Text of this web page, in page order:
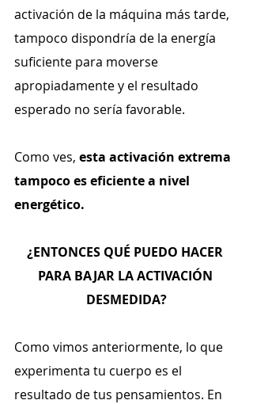
activación de la máquina más tarde,
tampoco dispondría de la energía
suficiente para moverse
apropiadamente y el resultado
esperado no sería favorable.
Como ves, esta activación extrema
tampoco es eficiente a nivel
energético.
¿ENTONCES QUÉ PUEDO HACER
PARA BAJAR LA ACTIVACIÓN
DESMEDIDA?
Como vimos anteriormente, lo que
experimenta tu cuerpo es el
resultado de tus pensamientos. En